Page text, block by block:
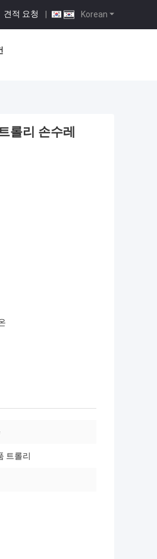
Korean
견적 요청 |
롤리 손수레
트롤리